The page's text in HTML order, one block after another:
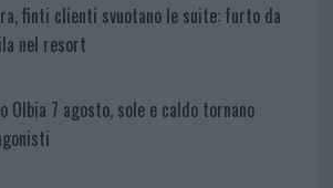
finti clienti svuotano le suite: furto da
nel resort
Olbia 7 agosto, sole e caldo tornano